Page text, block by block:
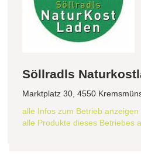
Söllradls
Marktplatz 30, 4550
alle Infos zum Betrieb anzeigen
alle Produkte dieses Betriebes